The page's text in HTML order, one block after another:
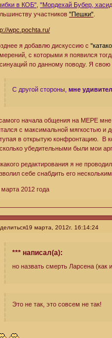
в КОБ" ,"Мордехай Бубер,
участников"Пешки"
wpc.pochta.ru/
я добавлю дискуссию с
с которыми я появился
по данному поводу. Я
С другой стороны, мне
начала общения на МЕРЕ
с максимальной мягкостью и
в открытую конфронтацию. В
убедительными были мои
редактирования я не
себе снабдить его
марта 2012 года
19 марта, 2012г. 16:14:24
*** написал(а):
но назвать смерть Ларсена
Это не так, это совсем не так!